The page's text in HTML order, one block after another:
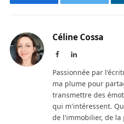
Facebook Twitter
Céline Cossa
FacebookLinkedIn
Passionnée par
ma plume pour
transmettre des
qui m'intéressent.
de l'immobilier, de la